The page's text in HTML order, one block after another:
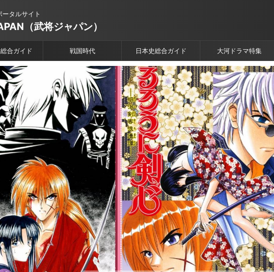
タルサイト
（武将ジャパン）
合ガイド 戦国時代 日本史総合ガイド 大河ドラマ特集